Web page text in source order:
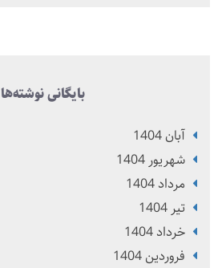
بایگانی نوشته‌ها
آبان 1404
شهریور 1404
مرداد 1404
تير 1404
خرداد 1404
فروردین 1404